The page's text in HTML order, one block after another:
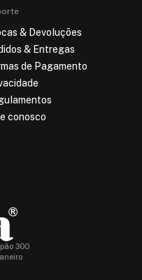
& Devoluções
& Entregas
de Pagamento
conosco
300